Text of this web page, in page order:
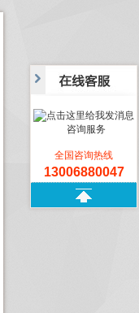
咨询服务
全国咨询热线
13006880047